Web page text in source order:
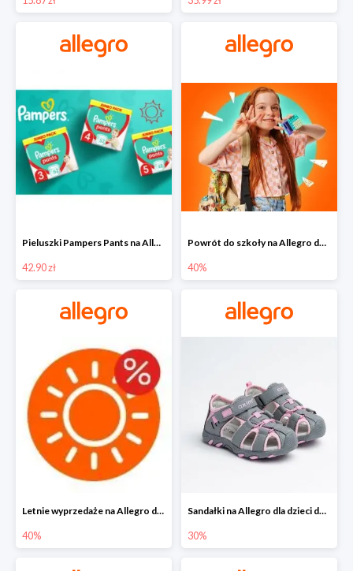
Pieluszki Pampers Pants na Allegro od 42,90 zł
42.90 zł
Powrót do szkoły na Allegro do -40%
40%
Letnie wyprzedaże na Allegro do -40%
40%
Sandałki na Allegro dla dzieci do -30%
30%